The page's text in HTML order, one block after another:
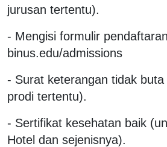
jurusan tertentu).
- Mengisi formulir
binus.edu/admissions
- Surat keterangan tidak
prodi tertentu).
- Sertifikat kesehatan baik
Hotel dan sejenisnya).